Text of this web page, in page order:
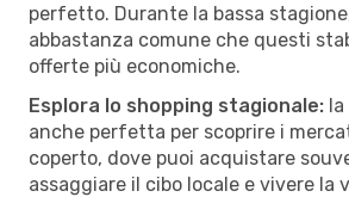
perfetto. Durante la bassa
abbastanza comune che questi
offerte più economiche.
Esplora lo shopping stagionale: la
anche perfetta per scoprire i
coperto, dove puoi acquistare
assaggiare il cibo locale e vivere la